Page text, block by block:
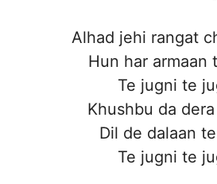
Alhad jehi rangat
Hun har armaan
Te jugni te
Khushbu da
Dil de dalaan
Te jugni te